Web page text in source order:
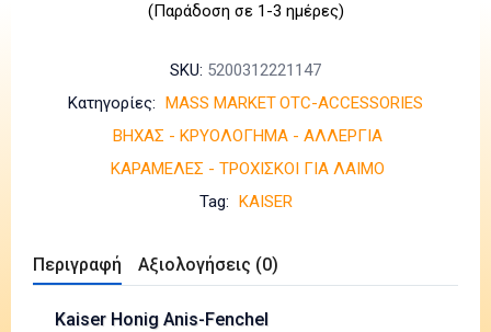
(Παράδοση σε 1-3 ημέρες)
SKU: 5200312221147
Κατηγορίες:
MASS MARKETOTC-ACCESSORIES
ΒΗΧΑΣ - ΚΡΥΟΛΟΓΗΜΑ - ΑΛΛΕΡΓΙΑ
ΚΑΡΑΜΕΛΕΣ - ΤΡΟΧΙΣΚΟΙ ΓΙΑ ΛΑΙΜΟ
Tag:
KAISER
Περιγραφή Αξιολογήσεις (0)
Kaiser Honig Anis-Fenchel